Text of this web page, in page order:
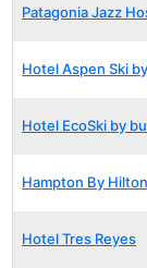
Patagonia Jazz
Hotel Aspen Ski
Hotel EcoSki by
Hampton By
Hotel Tres Reyes